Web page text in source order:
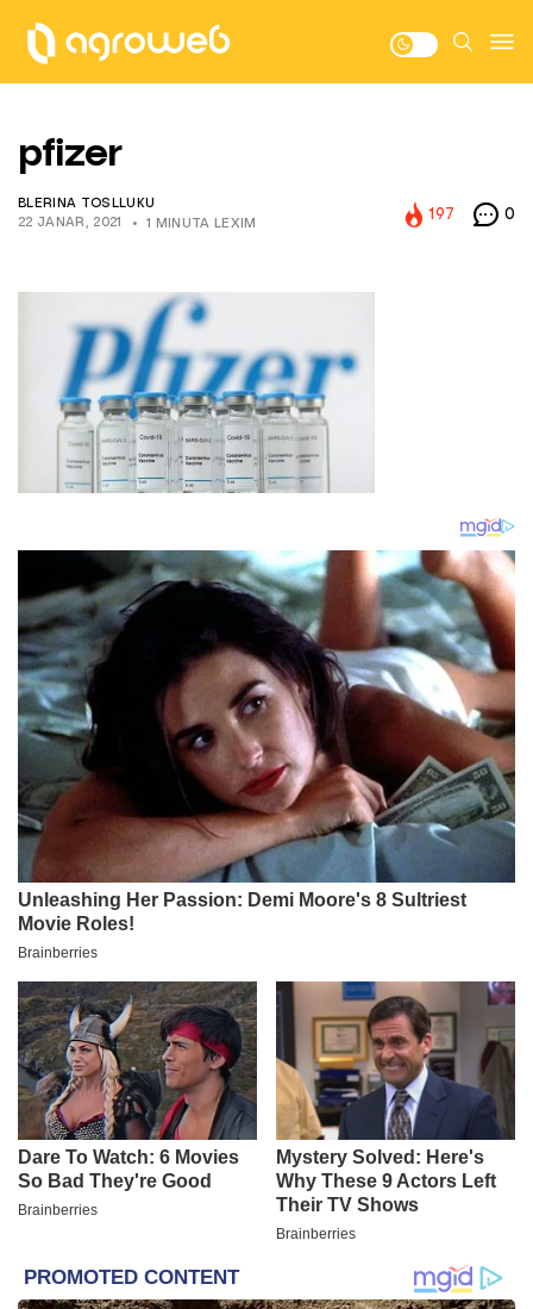
pfizer
BLERINA TOSLLUKU
22 JANAR, 2021
1 MINUTA LEXIM
197 0